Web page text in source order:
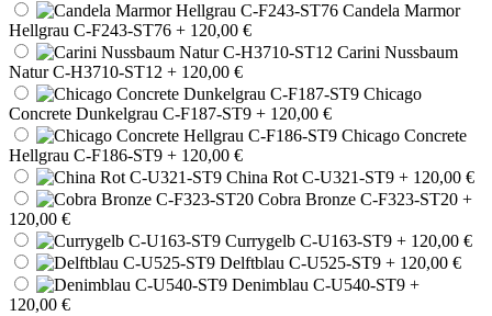
Candela Marmor
Hellgrau C-F243-ST76 + 120,00 €
Carini Nussbaum
Natur C-H3710-ST12 + 120,00 €
Chicago
Concrete Dunkelgrau C-F187-ST9 + 120,00 €
Chicago Concrete
Hellgrau C-F186-ST9 + 120,00 €
China Rot C-U321-ST9 + 120,00 €
Cobra Bronze C-F323-ST20 +
120,00 €
Currygelb C-U163-ST9 + 120,00 €
Delftblau C-U525-ST9 + 120,00 €
Denimblau C-U540-ST9 +
120,00 €